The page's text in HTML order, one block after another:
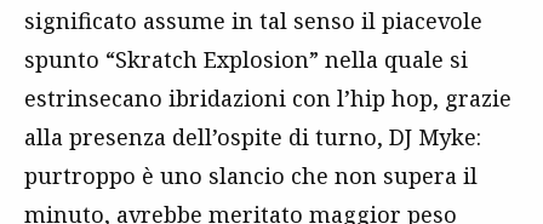
significato assume in tal senso il piacevole
spunto “Skratch Explosion” nella quale si
estrinsecano ibridazioni con l’hip hop, grazie
alla presenza dell’ospite di turno, DJ Myke:
purtroppo è uno slancio che non supera il
minuto, avrebbe meritato maggior peso